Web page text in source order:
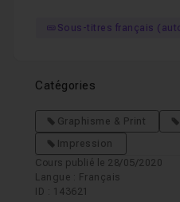
Sous-titres français
Catégories
Graphisme & Print
Impression
Cours publié le 28/05/2020
Langue : Français
ID : 143621